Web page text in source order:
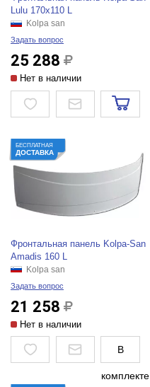
Lulu 170x110 L
Kolpa san
Задать вопрос
25 288
Нет в наличии
БЕСПЛАТНАЯ
ДОСТАВКА
Фронтальная панель Kolpa-San
Amadis 160 L
Kolpa san
Задать вопрос
21 258
Нет в наличии
В
комплекте